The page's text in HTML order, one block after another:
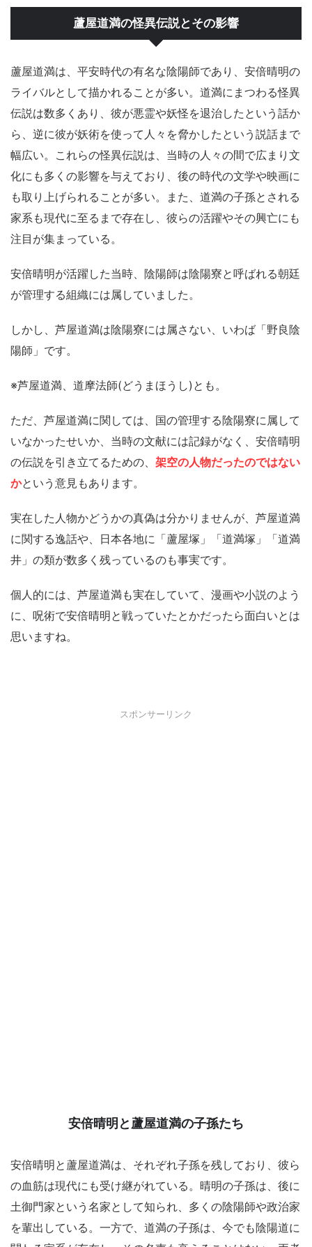
蘆屋道満の怪異伝説とその影響
蘆屋道満は、平安時代の有名な陰陽師であり、安倍晴明の
ライバルとして描かれることが多い。道満にまつわる怪異
伝説は数多くあり、彼が悪霊や妖怪を退治したという話か
ら、逆に彼が妖術を使って人々を脅かしたという説話まで
幅広い。これらの怪異伝説は、当時の人々の間で広まり文
化にも多くの影響を与えており、後の時代の文学や映画に
も取り上げられることが多い。また、道満の子孫とされる
家系も現代に至るまで存在し、彼らの活躍やその興亡にも
注目が集まっている。
安倍晴明が活躍した当時、陰陽師は陰陽寮と呼ばれる朝廷
が管理する組織には属していました。
しかし、芦屋道満は陰陽寮には属さない、いわば「野良陰
陽師」です。
※芦屋道満、道摩法師(どうまほうし)とも。
ただ、芦屋道満に関しては、国の管理する陰陽寮に属して
いなかったせいか、当時の文献には記録がなく、安倍晴明
の伝説を引き立てるための、 架空の人物だったのではない
かという意見もあります。
実在した人物かどうかの真偽は分かりませんが、芦屋道満
に関する逸話や、日本各地に「蘆屋塚」「道満塚」「道満
井」の類が数多く残っているのも事実です。
個人的には、芦屋道満も実在していて、漫画や小説のよう
に、呪術で安倍晴明と戦っていたとかだったら面白いとは
思いますね。
スポンサーリンク
安倍晴明と蘆屋道満の子孫たち
安倍晴明と蘆屋道満は、それぞれ子孫を残しており、彼ら
の血筋は現代にも受け継がれている。晴明の子孫は、後に
土御門家という名家として知られ、多くの陰陽師や政治家
を輩出している。一方で、道満の子孫は、今でも陰陽道に